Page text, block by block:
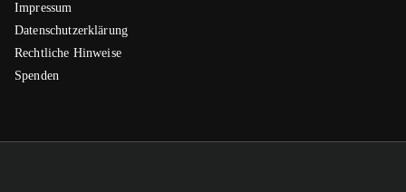
Impressum
Datenschutzerklärung
Rechtliche Hinweise
Spenden